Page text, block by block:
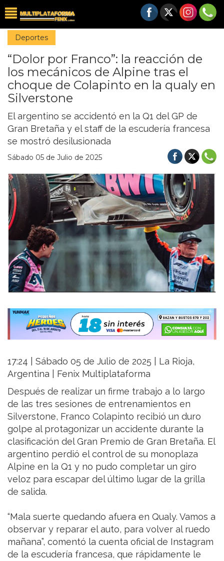
Deportes
“Dolor por Franco”: la reacción de
los mecánicos de Alpine tras el
choque de Colapinto en la qualy en
Silverstone
El argentino se accidentó en la Q1 del GP de
Gran Bretaña y el staff de la escudería francesa
se mostró desilusionada
Sábado 05 de Julio de 2025
17:24 | Sábado 05 de Julio de 2025 | La Rioja,
Argentina | Fenix Multiplataforma
Después de realizar un firme trabajo a lo largo
de las tres sesiones de entrenamientos en
Silverstone, Franco Colapinto recibió un duro
golpe al protagonizar un accidente durante la
clasificación del Gran Premio de Gran Bretaña. El
argentino perdió el control de su monoplaza
Alpine en la Q1 y no pudo completar un giro
veloz para escapar del último lugar de la grilla
de salida.
“Mala suerte quedando afuera en Qualy. Vamos a
observar y reparar el auto, para volver al ruedo
mañana”, comentó la cuenta oficial de Instagram
de la escudería francesa, que rápidamente le